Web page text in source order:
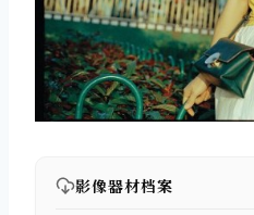
影像器材档案